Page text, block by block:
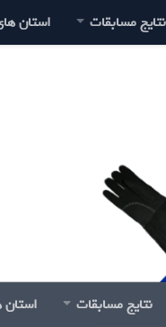
نتایج مسابقات استان
نتایج مسابقات